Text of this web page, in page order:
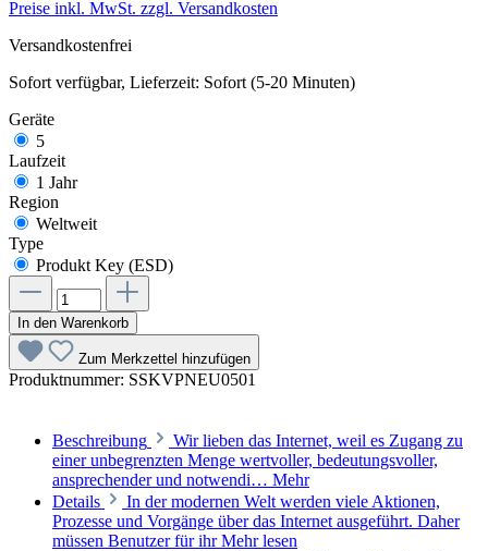
Preise inkl. MwSt. zzgl. Versandkosten
Versandkostenfrei
Sofort verfügbar, Lieferzeit: Sofort (5-20 Minuten)
Geräte
5
Laufzeit
1 Jahr
Region
Weltweit
Type
Produkt Key (ESD)
In den Warenkorb
Zum Merkzettel hinzufügen
Produktnummer: SSKVPNEU0501
Beschreibung
Wir lieben das Internet, weil es Zugang zu
einer unbegrenzten Menge wertvoller, bedeutungsvoller,
ansprechender und notwendi… Mehr
Details
In der modernen Welt werden viele Aktionen,
Prozesse und Vorgänge über das Internet ausgeführt. Daher
müssen Benutzer für ihrMehr lesen